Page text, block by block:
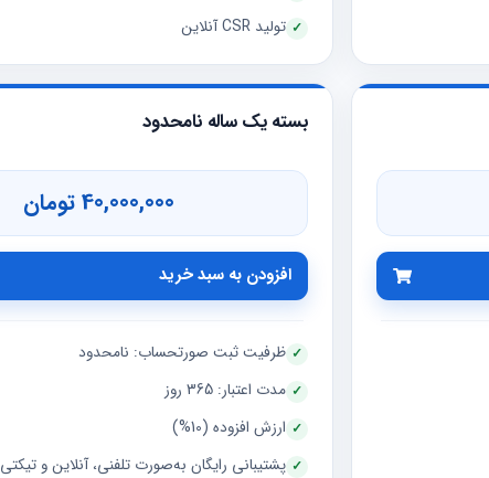
تولید CSR آنلاین
بسته یک ساله نامحدود
40,000,000 تومان
افزودن به سبد خرید
ظرفیت ثبت صورتحساب: نامحدود
مدت اعتبار: 365 روز
ارزش افزوده (10%)
پشتیبانی رایگان به‌صورت تلفنی، آنلاین و تیکتی